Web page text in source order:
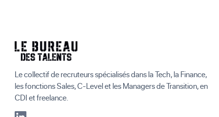
Le collectif de recruteurs spécialisés dans la Tech, la Finance,
les fonctions Sales, C-Level et les Managers de Transition, en
CDI et freelance.